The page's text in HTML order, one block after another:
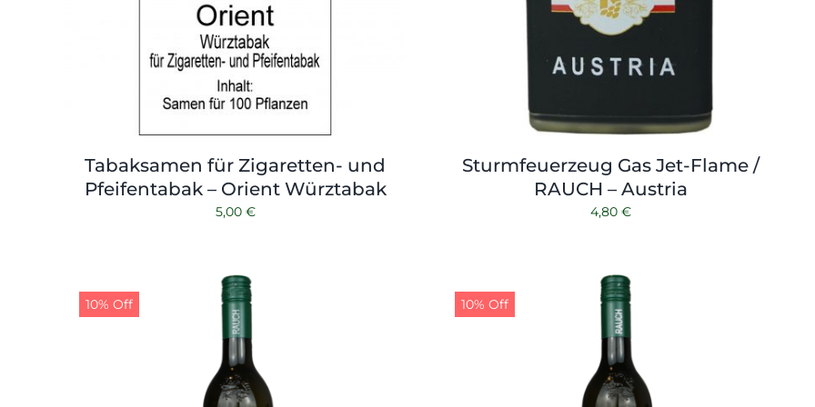
Tabaksamen für Zigaretten- und
Pfeifentabak – Orient Würztabak
5,00 €
Sturmfeuerzeug Gas Jet-Flame /
RAUCH – Austria
4,80€
10% Off
10% Off